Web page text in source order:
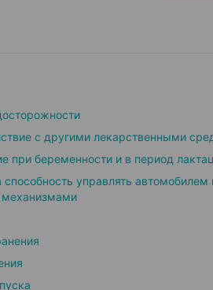
с другими лекарственными
при беременности и в период
способность управлять автомобилем
механизмами